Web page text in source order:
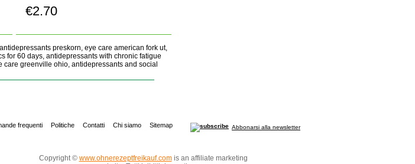
€2.70
preskorn, eye care american fork ut,
for 60 days, antidepressants with chronic fatigue
greenville ohio, antidepressants and social
frequenti Politiche Contatti Chi siamo Sitemap Abbonarsi alla newsletter
Copyright © www.ohnerezeptfreikauf.comis an affiliate marketing